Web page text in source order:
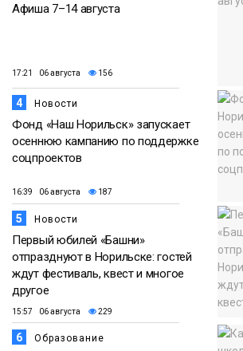
Афиша 7–14 августа
17:21 06 августа 156
4 Новости
Фонд «Наш Норильск» запускает
осеннюю кампанию по поддержке
соцпроектов
16:39 06 августа 187
5 Новости
Первый юбилей «Башни»
отпразднуют в Норильске: гостей
ждут фестиваль, квест и многое
другое
15:57 06 августа 229
6 Образование